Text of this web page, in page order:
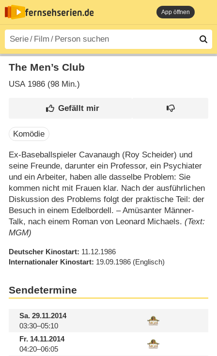
App öffnen
The Men’s Club
USA1986 (98 Min.)
Komödie
Ex-Baseballspieler Cavanaugh (Roy Scheider) und
seine Freunde, darunter ein Professor, ein Psychiater
und ein Arbeiter, haben alle dasselbe Problem: Sie
kommen nicht mit Frauen klar. Nach der ausführlichen
Diskussion des Problems folgt der praktische Teil: der
Besuch in einem Edelbordell. – Amüsanter Männer-
Talk, nach einem Roman von Leonard Michaels. (Text:
MGM)
Deutscher Kinostart 11.12.1986
Internationaler Kinostart 19.09.1986 (Englisch)
Sendetermine
Sa.29.11.2014
03:30–05:10
Fr.14.11.2014
04:20–06:05